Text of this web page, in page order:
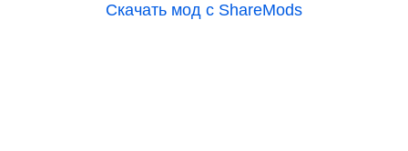
Скачать мод с ShareMods